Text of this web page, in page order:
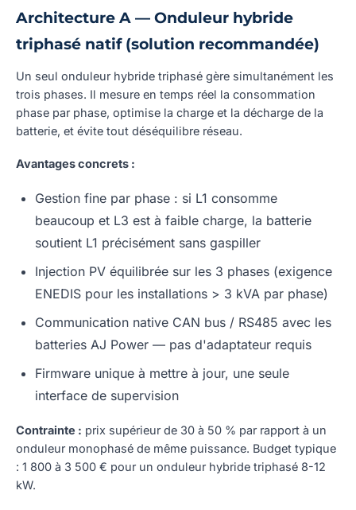
Architecture A — Onduleur hybride
triphasé natif (solution recommandée)
Un seul onduleur hybride triphasé gère simultanément les
trois phases. Il mesure en temps réel la consommation
phase par phase, optimise la charge et la décharge de la
batterie, et évite tout déséquilibre réseau.
Avantages concrets :
Gestion fine par phase : si L1 consomme
beaucoup et L3 est à faible charge, la batterie
soutient L1 précisément sans gaspiller
Injection PV équilibrée sur les 3 phases (exigence
ENEDIS pour les installations > 3 kVA par phase)
Communication native CAN bus / RS485 avec les
batteries AJ Power — pas d'adaptateur requis
Firmware unique à mettre à jour, une seule
interface de supervision
Contrainte : prix supérieur de 30 à 50 % par rapport à un
onduleur monophasé de même puissance. Budget typique
: 1 800 à 3 500 € pour un onduleur hybride triphasé 8-12
kW.